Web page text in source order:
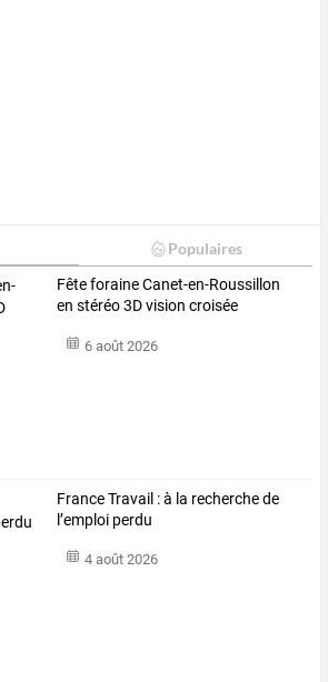
Populaires
Fête foraine Canet-en-Roussillon
en stéréo 3D vision croisée
6 août 2026
France Travail : à la recherche de
l’emploi perdu
4 août 2026